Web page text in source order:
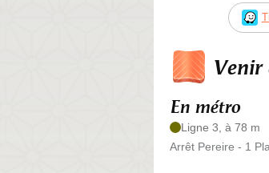
Venir
En métro
Ligne 3, à 78 m
Arrêt Pereire - 1